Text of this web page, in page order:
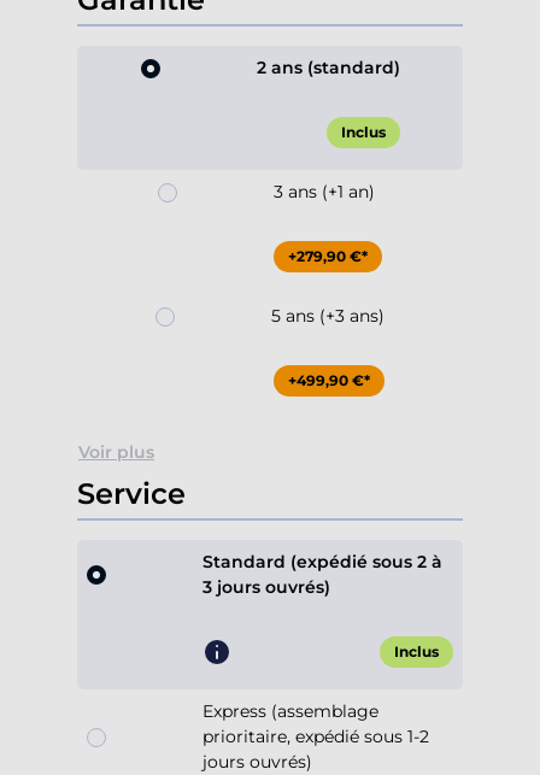
2 ans (standard)
Inclus
3 ans (+1 an)
+279,90 €*
5 ans (+3 ans)
+499,90 €*
Voir plus
Service
Standard (expédié sous 2 à
3 jours ouvrés)
Inclus
Express (assemblage
prioritaire, expédié sous 1-2
jours ouvrés)